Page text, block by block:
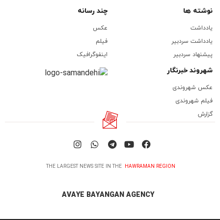
نوشته ها
یادداشت
یادداشت سردبیر
پیشنهاد سردبیر
چند رسانه
عکس
فیلم
اینفوگرافیک
شهروند خبرنگار
عکس شهروندی
فیلم شهروندی
گزارش
THE LARGEST NEWS SITE IN THE HAWRAMAN REGION
AVAYE BAYANGAN AGENCY